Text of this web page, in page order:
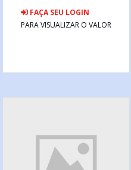
FAÇA SEU LOGIN
PARA VISUALIZAR O VALOR